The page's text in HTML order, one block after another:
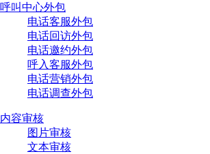
呼叫中心外包
电话客服外包
电话回访外包
电话邀约外包
呼入客服外包
电话营销外包
电话调查外包
内容审核
图片审核
文本审核